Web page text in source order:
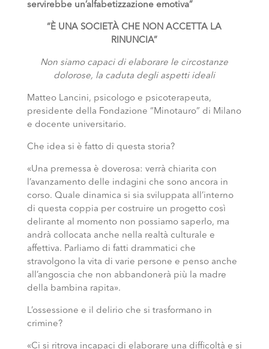
servirebbe un’alfabetizzazione emotiva”
“È UNA SOCIETÀ CHE NON ACCETTA LA
RINUNCIA”
Non siamo capaci di elaborare le circostanze
dolorose, la caduta degli aspetti ideali
Matteo Lancini, psicologo e psicoterapeuta,
presidente della Fondazione “Minotauro” di Milano
e docente universitario.
Che idea si è fatto di questa storia?
«Una premessa è doverosa: verrà chiarita con
l’avanzamento delle indagini che sono ancora in
corso. Quale dinamica si sia sviluppata all’interno
di questa coppia per costruire un progetto così
delirante al momento non possiamo saperlo, ma
andrà collocata anche nella realtà culturale e
affettiva. Parliamo di fatti drammatici che
stravolgono la vita di varie persone e penso anche
all’angoscia che non abbandonerà più la madre
della bambina rapita».
L’ossessione e il delirio che si trasformano in
crimine?
«Ci si ritrova incapaci di elaborare una difficoltà e si